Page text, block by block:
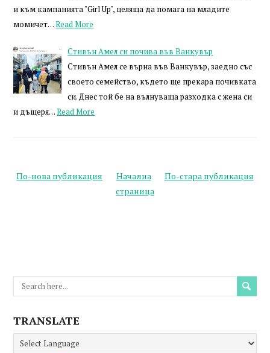
и към кампанията "Girl Up", целяща да помага на младите
момичет…Read More
Стивън Амел си почива във Ванкувър
Стивън Амел се върна във Ванкувър, заедно със
своето семейство, където ще прекара почивката
си. Днес той бе на вълнуваща разходка с жена си
и дъщеря…Read More
По-нова публикация По-стара публикация
Начална
страница
TRANSLATE